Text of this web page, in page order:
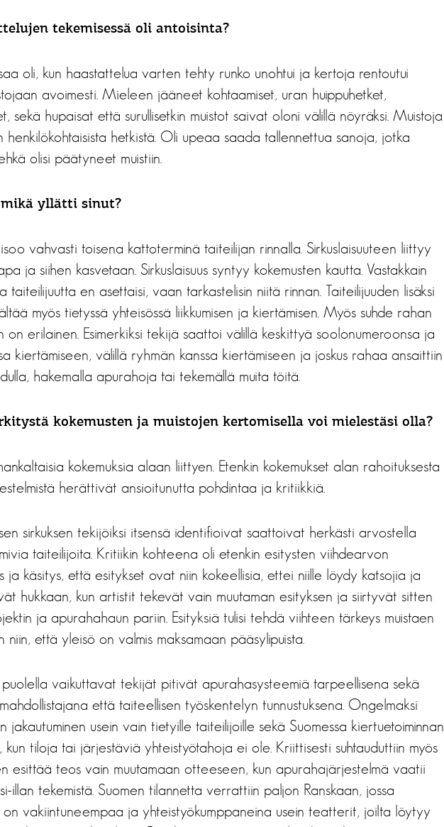
tekemisessä oli antoisinta?
oli, kun haastattelua varten tehty runko unohtui ja kertoja rentoutui
avoimesti. Mieleen jääneet kohtaamiset, uran huippuhetket,
sekä hupaisat että surullisetkin muistot saivat oloni välillä nöyräksi. Muistoja
henkilökohtaisista hetkistä. Oli upeaa saada tallennettua sanoja, jotka
olisi päätyneet muistiin.
yllätti sinut?
vahvasti toisena kattoterminä taiteilijan rinnalla. Sirkuslaisuuteen liittyy
ja siihen kasvetaan. Sirkuslaisuus syntyy kokemusten kautta. Vastakkain
taiteilijuutta en asettaisi, vaan tarkastelisin niitä rinnan. Taiteilijuuden lisäksi
myös tietyssä yhteisössä liikkumisen ja kiertämisen. Myös suhde rahan
on erilainen. Esimerkiksi tekijä saattoi välillä keskittyä soolonumeroonsa ja
kiertämiseen, välillä ryhmän kanssa kiertämiseen ja joskus rahaa ansaittiin
hakemalla apurahoja tai tekemällä muita töitä.
kokemusten ja muistojen kertomisella voi mielestäsi olla?
kokemuksia alaan liittyen. Etenkin kokemukset alan rahoituksesta
herättivät ansioitunutta pohdintaa ja kritiikkiä.
sirkuksen tekijöiksi itsensä identifioivat saattoivat herkästi arvostella
taiteilijoita. Kritiikin kohteena oli etenkin esitysten viihdearvon
ja käsitys, että esitykset ovat niin kokeellisia, ettei niille löydy katsojia ja
hukkaan, kun artistit tekevät vain muutaman esityksen ja siirtyvät sitten
ja apurahahaun pariin. Esityksiä tulisi tehdä viihteen tärkeys muistaen
niin, että yleisö on valmis maksamaan pääsylipuista.
puolella vaikuttavat tekijät pitivät apurahasysteemiä tarpeellisena sekä
että taiteellisen työskentelyn tunnustuksena. Ongelmaksi
jakautuminen usein vain tietyille taiteilijoille sekä Suomessa kiertuetoiminnan
kun tiloja tai järjestäviä yhteistyötahoja ei ole. Kriittisesti suhtauduttiin myös
esittää teos vain muutamaan otteeseen, kun apurahajärjestelmä vaatii
illan tekemistä. Suomen tilannetta verrattiin paljon Ranskaan, jossa
on vakiintuneempaa ja yhteistyökumppaneina usein teatterit, joilta löytyy